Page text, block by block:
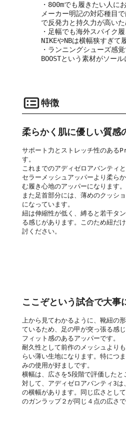
・800mでも履きたい人に
メーカー明記の対応種目
で反発力と持久力が高い
・足幅でも海外スパイク
NIKEやNBは横幅狭すぎて
・ランニングシューズ感
BOOSTという素材がソー
特徴
柔らかく肌に優しい質感
サポート力とストレッチ性のある
す。
これまでのアディゼロアバンティ
セラーメッシュアッパーより柔ら
む履き心地のアッパーになります
また足首部分には、薄めのクッシ
になっています。
紐は伸縮性が低く、縛ると若干タ
る感じがあります。このため紐だ
討ください。
ここぞという試合で大事
上から見てわかるように、靴紐の
ているため、足の甲が突っ張る感
フィット感のあるアッパーです。
耐久性として前作のメッシュより
らい薄い生地になります。特につ
みの使用が好ましです。
横幅は、広さを5段階で評価した
対して、アディゼロアバンティ3
の横幅があります。同じ広さとし
のガンラップ２が同じ４点の広さで